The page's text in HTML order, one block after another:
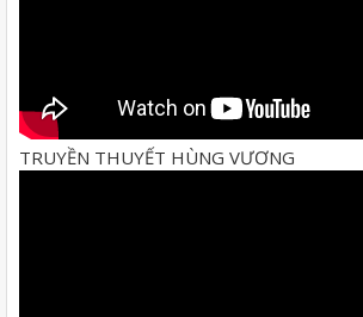
TRUYỀN THUYẾT HÙNG VƯƠNG